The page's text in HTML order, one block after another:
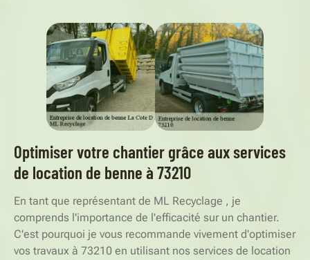
Optimiser votre chantier grâce aux services
de location de benne à 73210
En tant que représentant de ML Recyclage , je
comprends l'importance de l'efficacité sur un chantier.
C'est pourquoi je vous recommande vivement d'optimiser
vos travaux à 73210 en utilisant nos services de location